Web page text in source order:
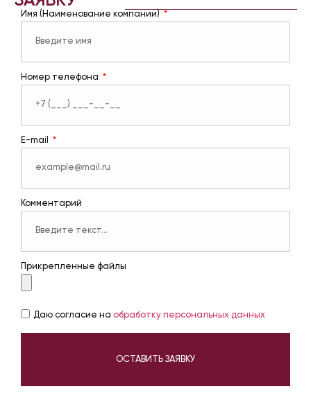
Имя (Наименование компании)
Номер телефона
E-mail
Комментарий
Прикрепленные файлы
Даю согласие на обработку персональных данных
ОСТАВИТЬ ЗАЯВКУ